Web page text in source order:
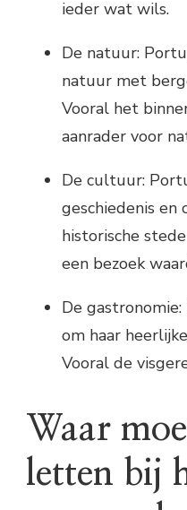
ieder wat wils.
De natuur:
natuur met
Vooral het
aanrader voor
De cultuur:
geschiedenis en
historische
een bezoek
De
om haar
Vooral de
Waar
letten bij